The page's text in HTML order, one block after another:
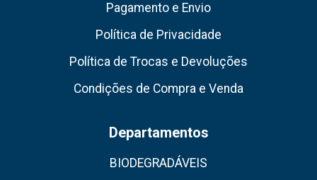
Pagamento e Envio
Política de Privacidade
Política de Trocas e Devoluções
Condições de Compra e Venda
Departamentos
BIODEGRADÁVEIS